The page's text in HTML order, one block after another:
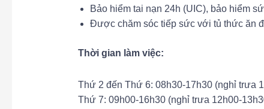
Bảo hiểm tai nạn 24h (UIC), bảo hiểm
Được chăm sóc tiếp sức với tủ thức ăn
Thời gian làm việc:
Thứ 2 đến Thứ 6: 08h30-17h30 (nghỉ trưa
Thứ 7: 09h00-16h30 (nghỉ trưa 12h00-